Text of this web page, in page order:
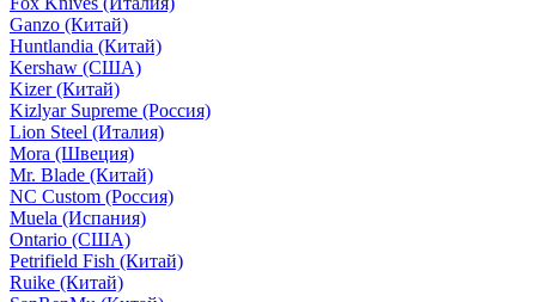
Ganzo (Китай)
Huntlandia (Китай)
Kershaw (США)
Kizer (Китай)
Kizlyar Supreme (Россия)
Lion Steel (Италия)
Mora (Швеция)
Mr. Blade (Китай)
NC Custom (Россия)
Muela (Испания)
Ontario (США)
Petrifield Fish (Китай)
Ruike (Китай)